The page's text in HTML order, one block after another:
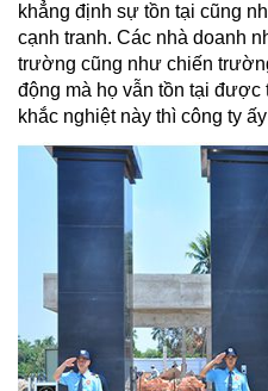
khẳng định sự tồn tại cũng
cạnh tranh. Các nhà doanh
trường cũng như chiến
động mà họ vẫn tồn tại
khắc nghiệt này thì công ty